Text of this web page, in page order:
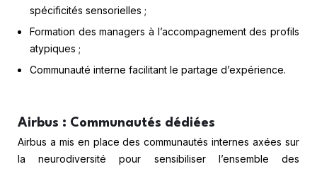
spécificités sensorielles ;
Formation des managers à l’accompagnement des profils
atypiques ;
Communauté interne facilitant le partage d’expérience.
Airbus : Communautés dédiées
Airbus a mis en place des communautés internes axées sur
la neurodiversité pour sensibiliser l’ensemble des